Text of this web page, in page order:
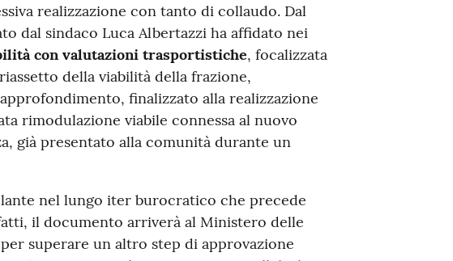
realizzazione con tanto di collaudo. Dal
dal sindaco Luca Albertazzi ha affidato nei
con valutazioni trasportistiche, focalizzata
della viabilità della frazione,
finalizzato alla realizzazione
rimodulazione viabile connessa al nuovo
già presentato alla comunità durante un
nel lungo iter burocratico che precede
il documento arriverà al Ministero delle
superare un altro step di approvazione